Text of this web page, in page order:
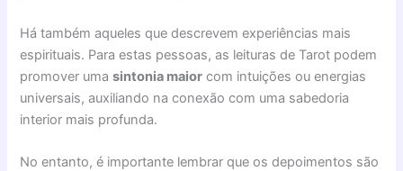
Há também aqueles que descrevem experiências mais
espirituais. Para estas pessoas, as leituras de Tarot podem
promover umasintonia maior com intuições ou energias
universais, auxiliando na conexão com uma sabedoria
interior mais profunda.
No entanto, é importante lembrar que os depoimentos são